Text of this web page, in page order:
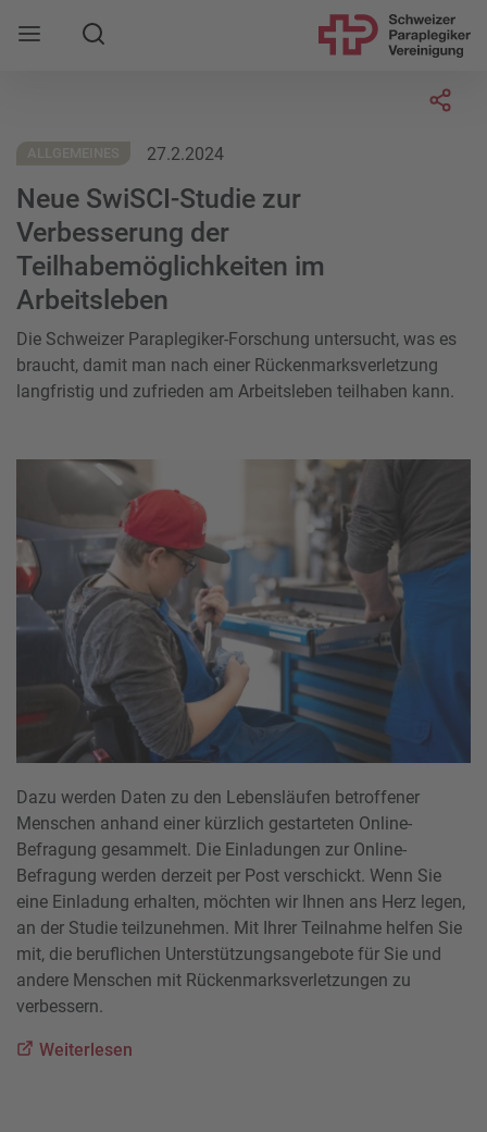
Mobile Navigation öffnen
Suche
ALLGEMEINES 27.2.2024
Neue SwiSCI-Studie zur
Verbesserung der
Teilhabemöglichkeiten im
Arbeitsleben
Die Schweizer Paraplegiker-Forschung untersucht, was es
braucht, damit man nach einer Rückenmarksverletzung
langfristig und zufrieden am Arbeitsleben teilhaben kann.
Dazu werden Daten zu den Lebensläufen betroffener
Menschen anhand einer kürzlich gestarteten Online-
Befragung gesammelt. Die Einladungen zur Online-
Befragung werden derzeit per Post verschickt. Wenn Sie
eine Einladung erhalten, möchten wir Ihnen ans Herz legen,
an der Studie teilzunehmen. Mit Ihrer Teilnahme helfen Sie
mit, die beruflichen Unterstützungsangebote für Sie und
andere Menschen mit Rückenmarksverletzungen zu
verbessern.
Weiterlesen